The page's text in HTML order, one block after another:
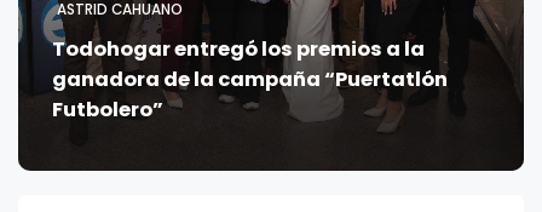
ASTRID CAHUANO
Todohogar entregó los premios a la
ganadora de la campaña “Puertatlón
Futbolero”